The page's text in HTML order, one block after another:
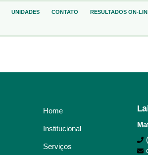
UNIDADES CONTATO RESULTADOS ON-
Home
Institucional
Serviços